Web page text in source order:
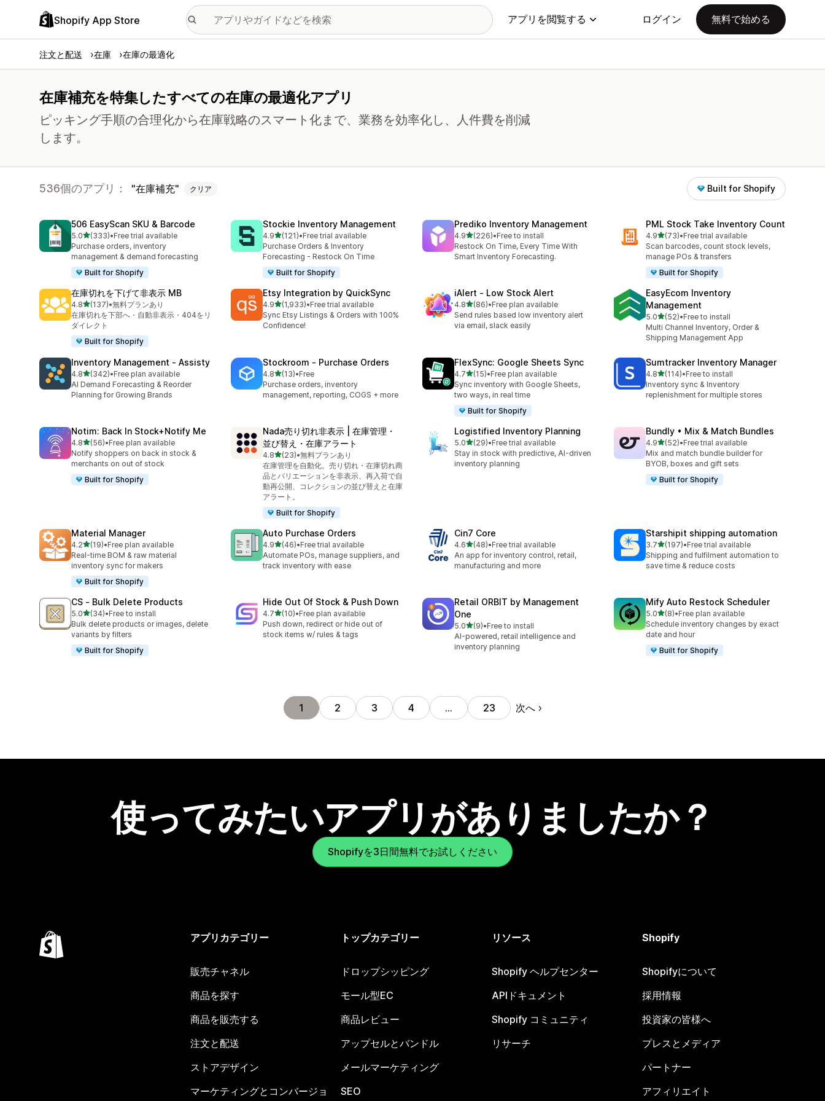
Shopify App Store アプリを閲覧する ログイン 無料で始める
注文と配送 在庫 在庫の最適化
在庫補充を特集したすべての在庫の最適化アプリ
ピッキング手順の合理化から在庫戦略のスマート化まで、業務を効率化し、人件費を削減
します。
536個のアプリ： 在庫補充 クリア Built for Shopify
506 EasyScan SKU & Barcode
5.05つ星中
(333)
合計レビュー数：333件
•Free trial available
Purchase orders, inventory
management & demand forecasting
Built for Shopify
Stockie Inventory Management
4.95つ星中
(121)
合計レビュー数：121件
•Free trial available
Purchase Orders & Inventory
Forecasting - Restock On Time
Built for Shopify
Prediko Inventory Management
4.95つ星中
(226)
合計レビュー数：226件
•Free to install
Restock On Time, Every Time With
Smart Inventory Forecasting.
PML Stock Take Inventory Count
4.95つ星中
(73)
合計レビュー数：73件
•Free trial available
Scan barcodes, count stock levels,
manage POs & transfers
Built for Shopify
在庫切れを下げて非表示 MB
4.85つ星中
(137)
合計レビュー数：137件
•無料プランあり
在庫切れを下部へ・自動非表示・404をリ
ダイレクト
Built for Shopify
Etsy Integration by QuickSync
4.95つ星中
(1,933)
合計レビュー数：1933件
•Free trial available
Sync Etsy Listings & Orders with 100%
Confidence!
iAlert ‑ Low Stock Alert
4.85つ星中
(86)
合計レビュー数：86件
•Free plan available
Send rules based low inventory alert
via email, slack easily
EasyEcom Inventory
Management
5.05つ星中
(52)
合計レビュー数：52件
•Free to install
Multi Channel Inventory, Order &
Shipping Management App
Inventory Management ‑ Assisty
4.85つ星中
(342)
合計レビュー数：342件
•Free plan available
AI Demand Forecasting & Reorder
Planning for Growing Brands
Stockroom ‑ Purchase Orders
4.85つ星中
(13)
合計レビュー数：13件
•Free
Purchase orders, inventory
management, reporting, COGS + more
FlexSync: Google Sheets Sync
4.75つ星中
(15)
合計レビュー数：15件
•Free plan available
Sync inventory with Google Sheets,
two ways, in real time
Built for Shopify
Sumtracker Inventory Manager
4.85つ星中
(114)
合計レビュー数：114件
•Free to install
Inventory sync & Inventory
replenishment for multiple stores
Notim: Back In Stock+Notify Me
4.85つ星中
(56)
合計レビュー数：56件
•Free plan available
Notify shoppers on back in stock &
merchants on out of stock
Built for Shopify
Nada売り切れ非表示 | 在庫管理・
並び替え・在庫アラート
4.85つ星中
(23)
合計レビュー数：23件
•無料プランあり
在庫管理を自動化。売り切れ・在庫切れ商
品とバリエーションを非表示、再入荷で自
動再公開、コレクションの並び替えと在庫
アラート。
Built for Shopify
Logistified Inventory Planning
5.05つ星中
(29)
合計レビュー数：29件
•Free trial available
Stay in stock with predictive, AI-driven
inventory planning
Bundly • Mix & Match Bundles
4.95つ星中
(52)
合計レビュー数：52件
•Free trial available
Mix and match bundle builder for
BYOB, boxes and gift sets
Built for Shopify
Material Manager
4.25つ星中
(19)
合計レビュー数：19件
•Free plan available
Real-time BOM & raw material
inventory sync for makers
Built for Shopify
Auto Purchase Orders
4.95つ星中
(46)
合計レビュー数：46件
•Free trial available
Automate POs, manage suppliers, and
track inventory with ease
Cin7 Core
4.65つ星中
(48)
合計レビュー数：48件
•Free trial available
An app for inventory control, retail,
manufacturing and more
Starshipit shipping automation
3.75つ星中
(197)
合計レビュー数：197件
•Free trial available
Shipping and fulfilment automation to
save time & reduce costs
CS ‑ Bulk Delete Products
5.05つ星中
(34)
合計レビュー数：34件
•Free to install
Bulk delete products or images, delete
variants by filters
Built for Shopify
Hide Out Of Stock & Push Down
4.75つ星中
(10)
合計レビュー数：10件
•Free plan available
Push down, redirect or hide out of
stock items w/ rules & tags
Retail ORBIT by Management
One
5.05つ星中
(9)
合計レビュー数：9件
•Free to install
AI-powered, retail intelligence and
inventory planning
Mify Auto Restock Scheduler
5.05つ星中
(8)
合計レビュー数：8件
•Free plan available
Schedule inventory changes by exact
date and hour
Built for Shopify
1 2 3 4 … 23 次へ
使ってみたいアプリがありましたか？
Shopifyを3日間無料でお試しください
アプリカテゴリー
販売チャネル
商品を探す
商品を販売する
注文と配送
ストアデザイン
マーケティングとコンバージョ
トップカテゴリー
ドロップシッピング
モール型EC
商品レビュー
アップセルとバンドル
メールマーケティング
SEO
リソース
Shopify ヘルプセンター
APIドキュメント
Shopify コミュニティ
リサーチ
Shopify
Shopifyについて
採用情報
投資家の皆様へ
プレスとメディア
パートナー
アフィリエイト